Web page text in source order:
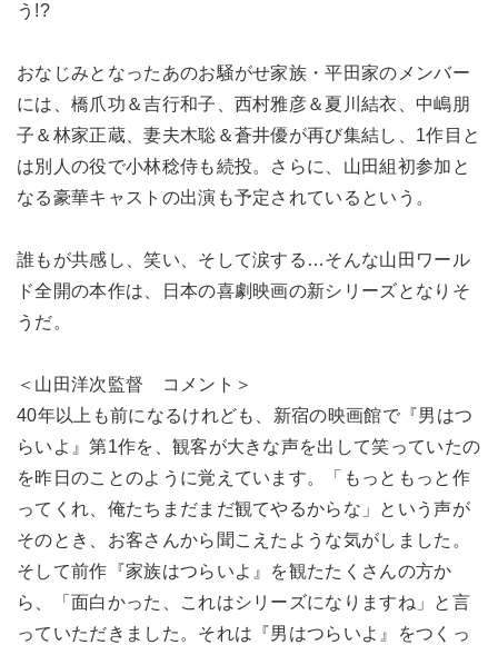
う!?
おなじみとなったあのお騒がせ家族・平田家のメンバー
には、橋爪功＆吉行和子、西村雅彦＆夏川結衣、中嶋朋
子＆林家正蔵、妻夫木聡＆蒼井優が再び集結し、1作目と
は別人の役で小林稔侍も続投。さらに、山田組初参加と
なる豪華キャストの出演も予定されているという。
誰もが共感し、笑い、そして涙する…そんな山田ワール
ド全開の本作は、日本の喜劇映画の新シリーズとなりそ
うだ。
＜山田洋次監督 コメント＞
40年以上も前になるけれども、新宿の映画館で『男はつ
らいよ』第1作を、観客が大きな声を出して笑っていたの
を昨日のことのように覚えています。「もっともっと作
ってくれ、俺たちまだまだ観てやるからな」という声が
そのとき、お客さんから聞こえたような気がしました。
そして前作『家族はつらいよ』を観たたくさんの方か
ら、「面白かった、これはシリーズになりますね」と言
っていただきました。それは『男はつらいよ』をつくっ